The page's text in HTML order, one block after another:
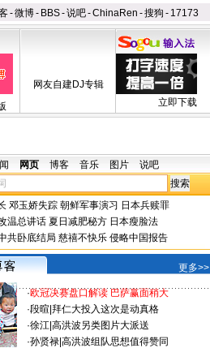
-微博- BBS-说吧-ChinaRen -搜狗 - 17173
网友自建DJ专辑
立即下载
网页 博客 音乐 图片 说吧
邓玉娇失踪 朝鲜军事演习 日本兵赎罪
温总讲话 夏日减肥秘方 日本瘦脸法
共卧底结局 慈禧不快乐 侵略中国报告
更多>>
·欧冠决赛盘口解读 巴萨赢面稍大
·段暄 拜仁大投入这次是动真格
·徐江| 高洪波另类图片大派送
·孙贤禄| 高洪波组队思想值得赞同